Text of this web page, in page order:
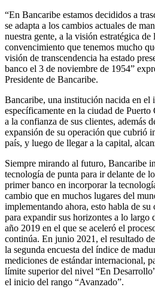
“En Bancaribe estamos decididos a
se adapta a los cambios actuales de
nuestra gente, a la visión estratégica
convencimiento que tenemos mucho
visión de transcendencia ha estado
banco el 3 de noviembre de 1954”
Presidente de Bancaribe.
Bancaribe, una institución nacida en el
específicamente en la ciudad de
a la confianza de sus clientes, además
expansión de su operación que cubrió
país, y luego de llegar a la capital,
Siempre mirando al futuro, Bancaribe
tecnología de punta para ir delante de
primer banco en incorporar la
cambio que en muchos lugares del
implementando ahora, esto habla de su
para expandir sus horizontes a lo largo
año 2019 en el que se aceleró el
continúa. En junio 2021, el resultado
la segunda encuesta del índice de
mediciones de estándar internacional,
límite superior del nivel “En
el inicio del rango “Avanzado”.